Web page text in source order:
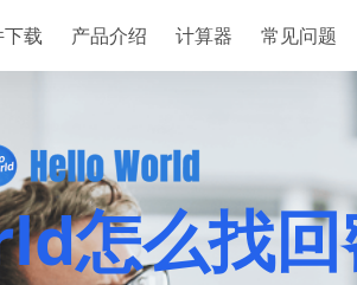
载 产品介绍 计算器 常见问题
怎么找回